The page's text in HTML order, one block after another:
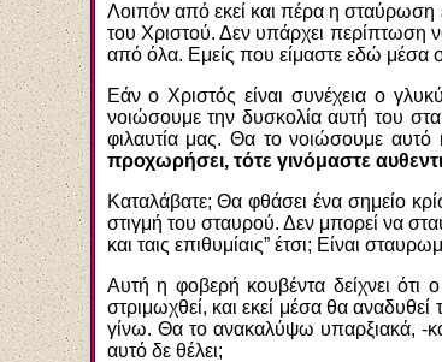
Λοιπόν από εκεί και πέρα η σταύρωση
του Χριστού. Δεν υπάρχει περίπτωση
από όλα. Εμείς που είμαστε εδώ μέσα
Εάν ο Χριστός είναι συνέχεια ο
νοιώσουμε την δυσκολία αυτή του
φιλαυτία μας. Θα το νοιώσουμε αυτό
προχωρήσει, τότε γινόμαστε
Καταλάβατε; Θα φθάσει ένα σημείο
στιγμή του σταυρού. Δεν μπορεί να
και ταις επιθυμίαις” έτσι; Είναι
Αυτή η φοβερή κουβέντα δείχνει ότι
στριμωχθεί, και εκεί μέσα θα
γίνω. Θα το ανακαλύψω υπαρξιακά, -
αυτό δε θέλει;